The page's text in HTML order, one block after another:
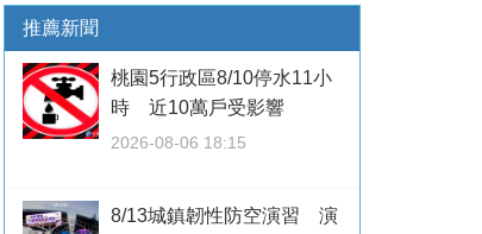
推薦新聞
桃園5行政區8/10停水11小
時 近10萬戶受影響
2026-08-06 18:15
8/13城鎮韌性防空演習 演